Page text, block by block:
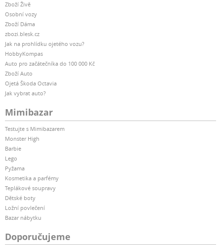
Zboží Živě
Osobní vozy
Zboží Dáma
zbozi.blesk.cz
Jak na prohlídku ojetého vozu?
HobbyKompas
Auto pro začátečníka do 100 000 Kč
Zboží Auto
Ojetá Škoda Octavia
Jak vybrat auto?
Mimibazar
Testujte s Mimibazarem
Monster High
Barbie
Lego
Pyžama
Kosmetika a parfémy
Teplákové soupravy
Dětské boty
Ložní povlečení
Bazar nábytku
Doporučujeme